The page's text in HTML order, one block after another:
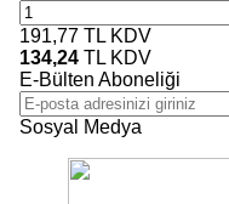
191,77 TL KDV
134,24 TL KDV
E-Bülten Aboneliği
Sosyal Medya